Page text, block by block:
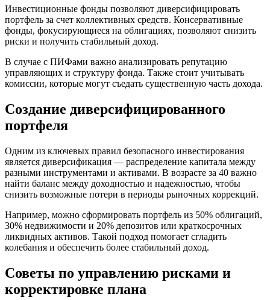
Инвестиционные фонды позволяют диверсифицировать
портфель за счет коллективных средств. Консервативные
фонды, фокусирующиеся на облигациях, позволяют снизить
риски и получить стабильный доход.
В случае с ПИФами важно анализировать репутацию
управляющих и структуру фонда. Также стоит учитывать
комиссии, которые могут съедать существенную часть дохода.
Создание диверсифицированного
портфеля
Одним из ключевых правил безопасного инвестирования
является диверсификация — распределение капитала между
разными инструментами и активами. В возрасте за 40 важно
найти баланс между доходностью и надежностью, чтобы
снизить возможные потери в периоды рыночных коррекций.
Например, можно сформировать портфель из 50% облигаций,
30% недвижимости и 20% депозитов или краткосрочных
ликвидных активов. Такой подход помогает сгладить
колебания и обеспечить более стабильный доход.
Советы по управлению рисками и
корректировке плана